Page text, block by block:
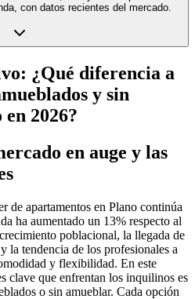
con datos recientes del mercado.
¿Qué diferencia a
y sin
2026?
en auge y las
de apartamentos en Plano continúa
ha aumentado un 13% respecto al
poblacional, la llegada de
la tendencia de los profesionales a
y flexibilidad. En este
clave que enfrentan los inquilinos es
o sin amueblar. Cada opción